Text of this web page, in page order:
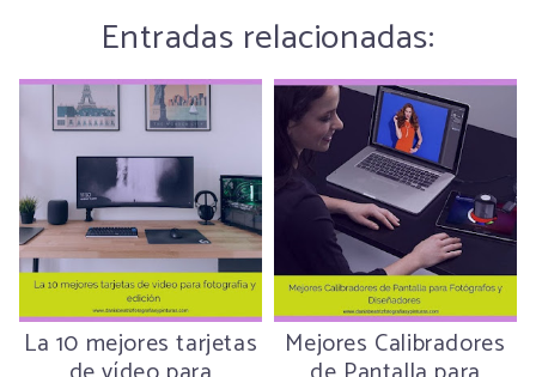
Entradas relacionadas:
La 10 mejores tarjetas Mejores Calibradores